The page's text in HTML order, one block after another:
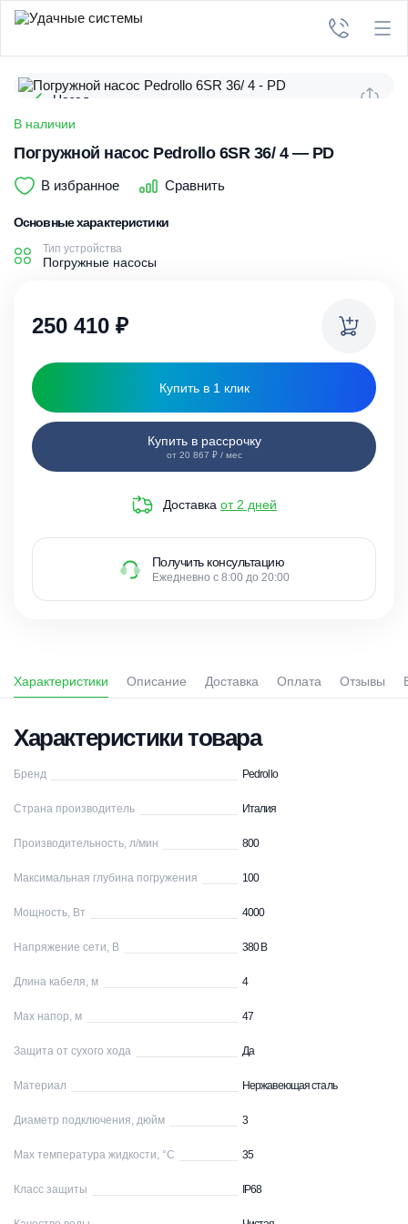
Назад
В наличии
Погружной насос Pedrollo 6SR 36/ 4 — PD
В избранное Сравнить
Основные характеристики
Тип устройства
Погружные насосы
250 410 ₽
Купить в 1 клик
Купить в рассрочку
от 20 867 ₽ / мес
Доставка от 2 дней
Получить консультацию
Ежедневно с 8:00 до 20:00
Характеристики Описание Доставка Оплата Отзывы
Характеристики товара
Бренд Pedrollo
Страна производитель Италия
Производительность, л/мин 800
Максимальная глубина погружения 100
Мощность, Вт 4000
Напряжение сети, В 380 В
Длина кабеля, м 4
Max напор, м 47
Защита от сухого хода Да
Материал Нержавеющая сталь
Диаметр подключения, дюйм 3
Max температура жидкости, °С 35
Класс защиты IP68